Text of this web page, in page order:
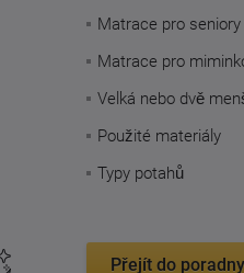
Matrace pro seniory
Matrace pro
Velká nebo dvě
Použité materiály
Typy potahů
Přejít do poradny